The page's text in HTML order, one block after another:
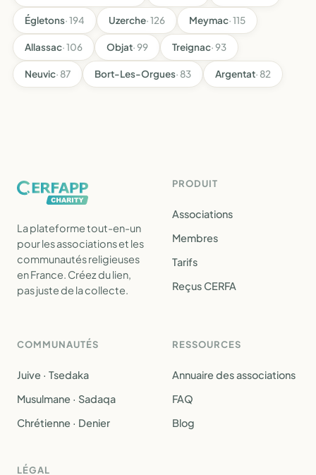
Égletons· 194 Uzerche· 126 Meymac· 115
Allassac· 106 Objat· 99 Treignac· 93
Neuvic· 87 Bort-Les-Orgues· 83 Argentat· 82
La plateforme tout-en-un
pour les associations et les
communautés religieuses
en France. Créez du lien,
pas juste de la collecte.
PRODUIT
Associations
Membres
Tarifs
Reçus CERFA
COMMUNAUTÉS
Juive · Tsedaka
Musulmane · Sadaqa
Chrétienne · Denier
RESSOURCES
Annuaire des associations
FAQ
Blog
LÉGAL